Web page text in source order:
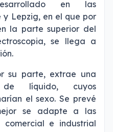
en las
y Lepzig, en el que por
la parte superior del
se llega a
su parte, extrae una
líquido, cuyos
el sexo. Se prevé
se adapte a las
comercial e industrial